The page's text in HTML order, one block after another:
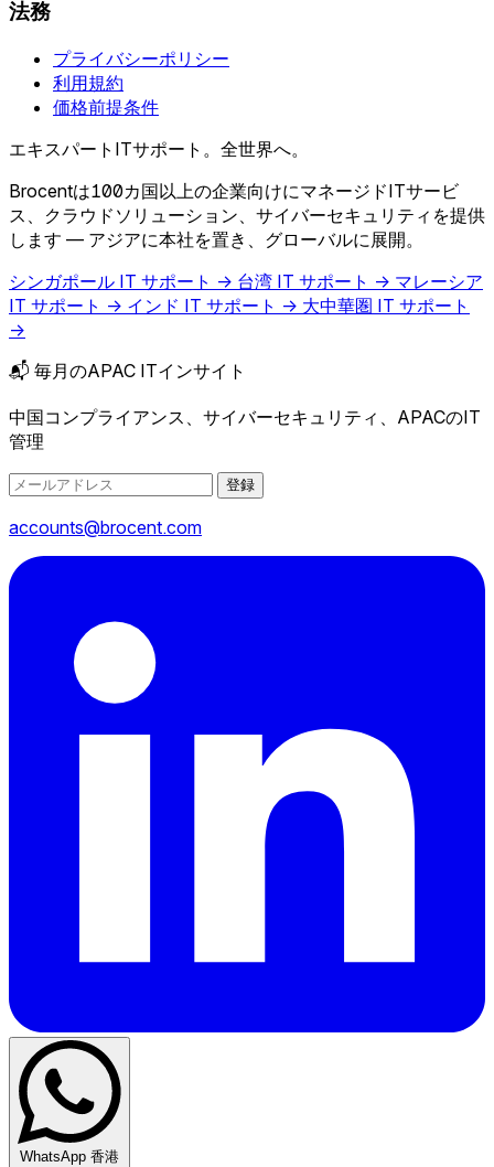
法務
プライバシーポリシー
利用規約
価格前提条件
エキスパートITサポート。全世界へ。
Brocentは100カ国以上の企業向けにマネージドITサービ
ス、クラウドソリューション、サイバーセキュリティを提供
します — アジアに本社を置き、グローバルに展開。
シンガポール IT サポート → 台湾 IT サポート → マレーシア
IT サポート → インド IT サポート → 大中華圏 IT サポート
→
📬 毎月のAPAC ITインサイト
中国コンプライアンス、サイバーセキュリティ、APACのIT
管理
登録
accounts@brocent.com
WhatsApp 香港